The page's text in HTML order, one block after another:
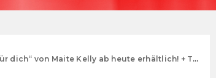
von Maite Kelly ab heute erhältlich! + Tour-Termine 2017